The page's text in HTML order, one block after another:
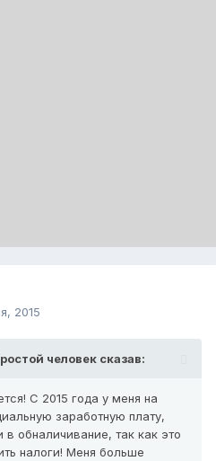
2015
человек сказав:
С 2015 года у меня на
заработную плату,
в обналичивание, так как это
налоги! Меня больше